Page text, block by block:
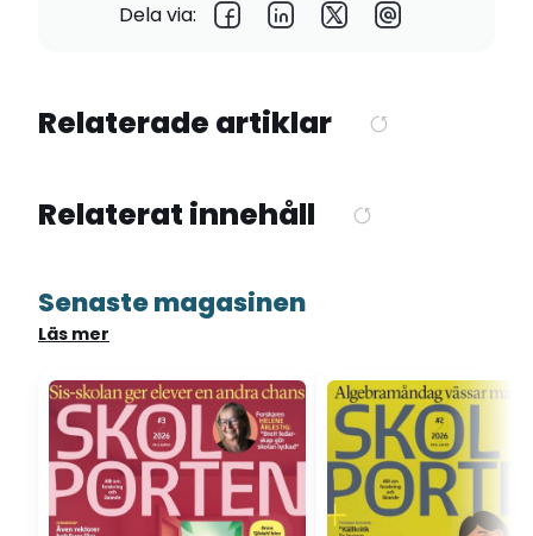
Dela via:
Relaterade artiklar
Relaterat innehåll
Senaste magasinen
Läs mer